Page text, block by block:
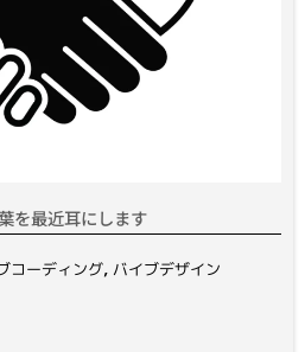
を最近耳にします
コーディング, バイブデザイン